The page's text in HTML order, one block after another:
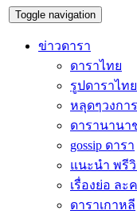
Toggle navigation
ข่าวดารา
ดาราไทย
รูปดาราไทย
หลุดๆวงกา
ดารานานา
gossip ดารา
แนะนำ พรี
เรื่องย่อ ละ
ดาราเกาหลี